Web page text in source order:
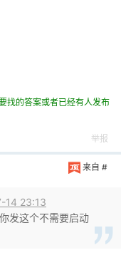
找的答案或者已经有人发布
举报
来自 #
14 23:13
发这个不需要启动